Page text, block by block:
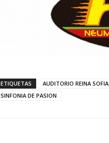
ETIQUETAS AUDITORIO REINA SOFIA
SINFONIA DE PASION